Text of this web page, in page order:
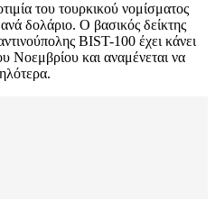
του τουρκικού νομίσματος
δολάριο. Ο βασικός δείκτης
BIST-100 έχει κάνει
Νοεμβρίου και αναμένεται να